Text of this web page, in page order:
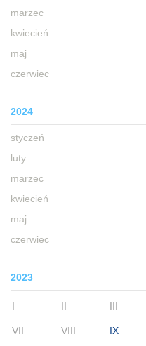
marzec
kwiecień
maj
czerwiec
2024
styczeń
luty
marzec
kwiecień
maj
czerwiec
2023
I II III
VII VIII IX